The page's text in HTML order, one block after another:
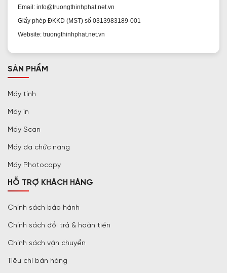
Email: info@truongthinhphat.net.vn
Giấy phép ĐKKD (MST) số 0313983189-001
Website: truongthinhphat.net.vn
SẢN PHẨM
Máy tính
Máy in
Máy Scan
Máy đa chức năng
Máy Photocopy
HỖ TRỢ KHÁCH HÀNG
Chính sách bảo hành
Chính sách đổi trả & hoàn tiền
Chính sách vận chuyển
Tiêu chí bán hàng